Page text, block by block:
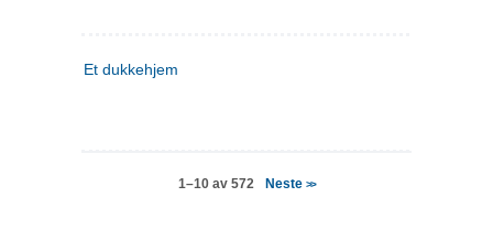
Et dukkehjem
1–10 av 572 Neste >>